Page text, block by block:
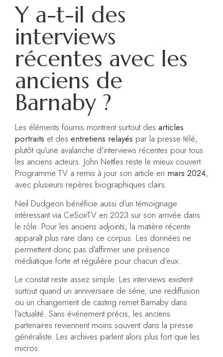
Y a-t-il des
interviews
récentes avec les
anciens de
Barnaby ?
Les éléments fournis montrent surtout des articles
portraits et des entretiens relayés par la presse télé,
plutôt qu’une avalanche d’interviews récentes pour tous
les anciens acteurs. John Nettles reste le mieux couvert.
Programme TV a remis à jour son article en mars 2024,
avec plusieurs repères biographiques clairs.
Neil Dudgeon bénéficie aussi d’un témoignage
intéressant via CeSoirTV en 2023 sur son arrivée dans
le rôle. Pour les anciens adjoints, la matière récente
apparaît plus rare dans ce corpus. Les données ne
permettent donc pas d’affirmer une présence
médiatique forte et régulière pour chacun d’eux.
Le constat reste assez simple. Les interviews existent
surtout quand un anniversaire de série, une rediffusion
ou un changement de casting remet Barnaby dans
l’actualité. Sans événement précis, les anciens
partenaires reviennent moins souvent dans la presse
généraliste. Les archives parlent alors plus fort que les
micros.